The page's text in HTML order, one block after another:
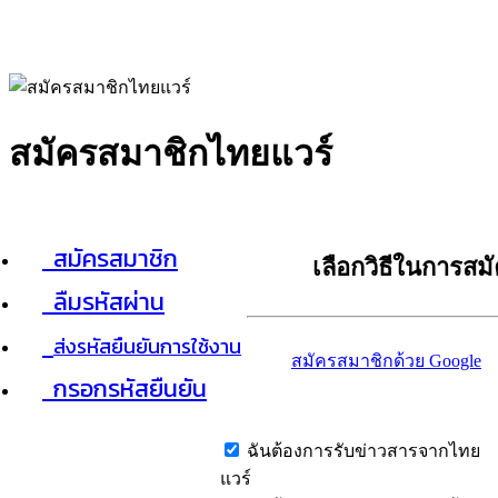
สมัครสมาชิกไทยแวร์
สมัครสมาชิก
ลืมรหัสผ่าน
ส่งรหัสยืนยันการใช้งาน
กรอกรหัสยืนยัน
เลือกวิธีในการส
สมัครสมาชิกด้วย Google
ฉันต้องการรับข่าวสารจากไทย
แวร์